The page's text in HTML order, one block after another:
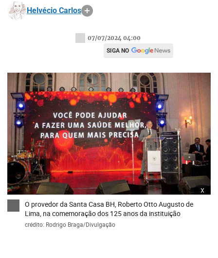
Helvécio Carlos
07/07/2024 04:00
SIGA NO
x
O provedor da Santa Casa BH, Roberto Otto Augusto de
Lima, na comemoração dos 125 anos da instituição
crédito: Rodrigo Braga/Divulgação